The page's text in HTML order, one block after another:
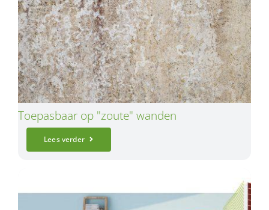
Toepasbaar op "zoute" wanden
Lees verder